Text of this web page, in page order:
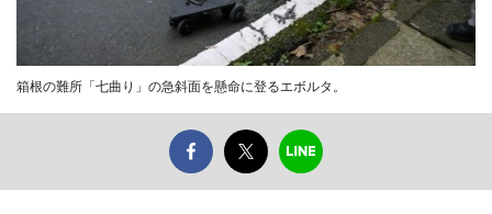
箱根の難所「七曲り」の急斜面を懸命に登るエボルタ。